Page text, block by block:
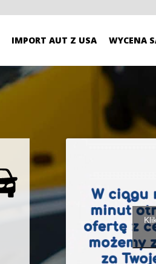
IMPORT AUT Z USA WYCENA